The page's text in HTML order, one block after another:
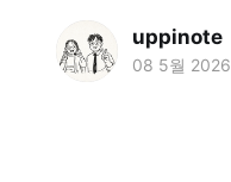
uppinote
08 5월 2026